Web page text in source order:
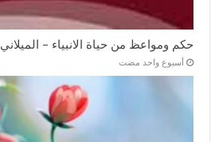
حكم ومواعظ من حياة الانبياء – الميلاني
‏أسبوع واحد مضت